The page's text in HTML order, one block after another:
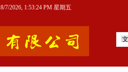
8/7/2026, 1:53:25 PM 星期五